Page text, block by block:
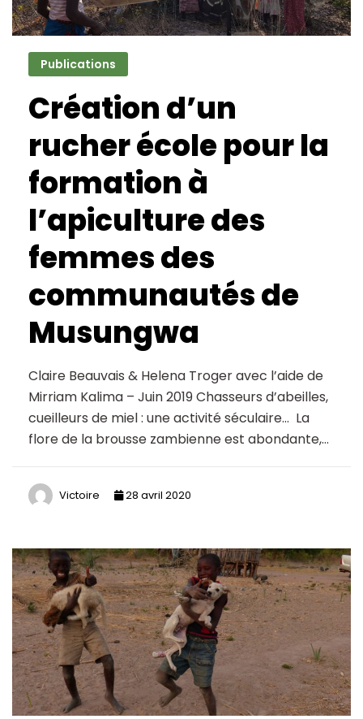
Publications
Création d’un
rucher école pour la
formation à
l’apiculture des
femmes des
communautés de
Musungwa
Claire Beauvais & Helena Troger avec l’aide de
Mirriam Kalima – Juin 2019 Chasseurs d’abeilles,
cueilleurs de miel : une activité séculaire… La
flore de la brousse zambienne est abondante,…
Victoire 28 avril 2020